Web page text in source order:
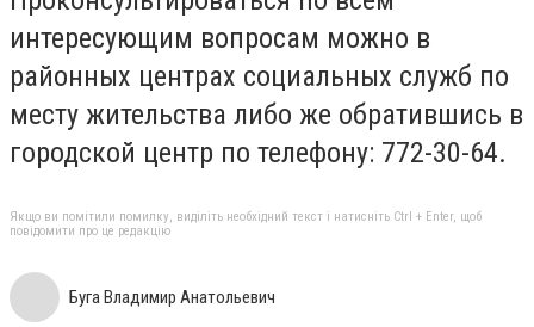
интересующим вопросам можно в
районных центрах социальных служб по
месту жительства либо же обратившись в
городской центр по телефону: 772-30-64.
Якщо ви помітили помилку, виділіть необхідний текст і натисніть Ctrl + Enter, щоб
повідомити про це редакцію
Буга Владимир Анатольевич